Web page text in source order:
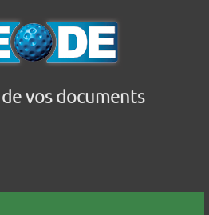
vos documents